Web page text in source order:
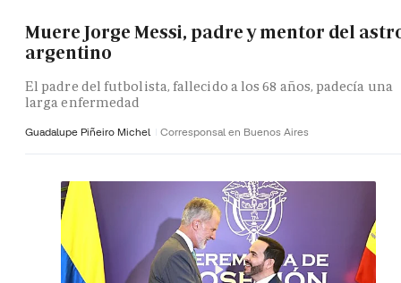
Muere Jorge Messi, padre y mentor del
argentino
El padre del futbolista, fallecido a los 68 años, padecía una
larga enfermedad
Guadalupe Piñeiro Michel Corresponsal en Buenos Aires